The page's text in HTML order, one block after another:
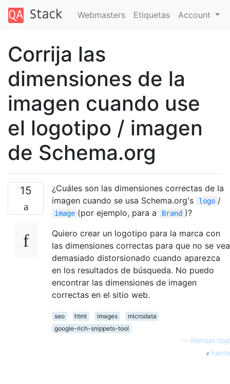
Webmasters Etiquetas Account
Corrija las
dimensiones de la
imagen cuando use
el logotipo / imagen
de Schema.org
15
¿Cuáles son las dimensiones correctas de la
imagen cuando se usa Schema.org's
logo /
image (por ejemplo, para a Brand )?
Quiero crear un logotipo para la marca con
las dimensiones correctas para que no se vea
demasiado distorsionado cuando aparezca
en los resultados de búsqueda. No puedo
encontrar las dimensiones de imagen
correctas en el sitio web.
seo html images
microdata
google-rich-snippets-tool
— Brendan Vogt
fuente